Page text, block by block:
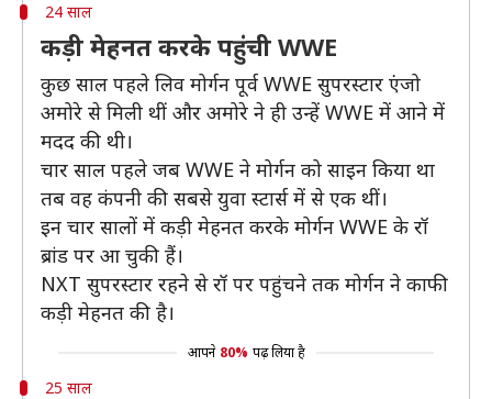
24 साल
कड़ी मेहनत करके पहुंची WWE
कुछ साल पहले लिव मोर्गन पूर्व WWE सुपरस्टार एंजो
अमोरे से मिली थीं और अमोरे ने ही उन्हें WWE में आने में
मदद की थी।
चार साल पहले जब WWE ने मोर्गन को साइन किया था
तब वह कंपनी की सबसे युवा स्टार्स में से एक थीं।
इन चार सालों में कड़ी मेहनत करके मोर्गन WWE के रॉ
ब्रांड पर आ चुकी हैं।
NXT सुपरस्टार रहने से रॉ पर पहुंचने तक मोर्गन ने काफी
कड़ी मेहनत की है।
आपने 80% पढ़ लिया है
25 साल